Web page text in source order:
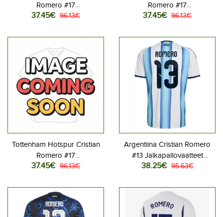
Romero #17
Jalkapallovaatteet Lasten
Lyhythihainen (+ Lyhyet
housut)
37.45€ 96.13€
Romero #17
Jalkapallovaatteet Lasten
Lyhythihainen (+ Lyhyet
housut)
37.45€ 96.13€
Tottenham Hotspur Cristian
Romero #17
Jalkapallovaatteet Lasten
Lyhythihainen (+ Lyhyet
housut)
37.45€ 96.13€
Argentiina Cristian Romero
#13 Jalkapallovaatteet
Kotipaita MM-kisat 2026
38.25€ 95.63€